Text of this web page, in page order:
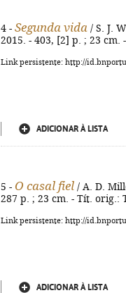
4 - Segunda vida / S. J.
2015. - 403, [2] p. ; 23 cm.
Link persistente: http://
ADICIONAR À LISTA
5 - O casal fiel / A. D.
287 p. ; 23 cm. - Tít. orig.:
Link persistente: http://
ADICIONAR À LISTA